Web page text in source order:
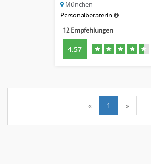
München
Personalberaterin
12 Empfehlungen
4.57
« 1 »